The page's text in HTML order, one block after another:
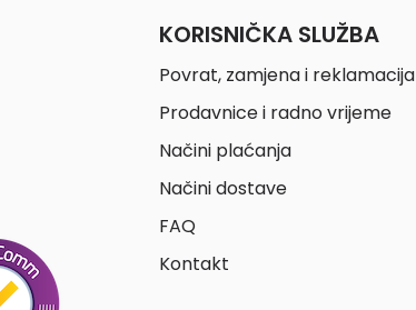
KORISNIČKA SLUŽBA
Povrat, zamjena i reklamacija
Prodavnice i radno vrijeme
Načini plaćanja
Načini dostave
FAQ
Kontakt